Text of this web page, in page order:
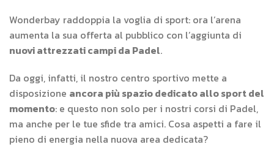
Wonderbay raddoppia la voglia di sport: ora l’arena
aumenta la sua offerta al pubblico con l’aggiunta di
nuovi attrezzati campi da Padel.
Da oggi, infatti, il nostro centro sportivo mette a
disposizione ancora più spazio dedicato allo sport del
momento: e questo non solo per i nostri corsi di Padel,
ma anche per le tue sfide tra amici. Cosa aspetti a fare il
pieno di energia nella nuova area dedicata?